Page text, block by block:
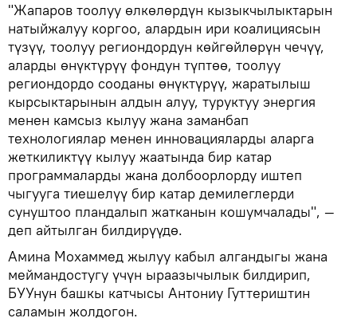
"Жапаров тоолуу өлкөлөрдүн кызыкчылыктарын
натыйжалуу коргоо, алардын ири коалициясын
түзүү, тоолуу региондордун көйгөйлөрүн чечүү,
аларды өнүктүрүү фондун түптөө, тоолуу
региондордо сооданы өнүктүрүү, жаратылыш
кырсыктарынын алдын алуу, туруктуу энергия
менен камсыз кылуу жана заманбап
технологиялар менен инновацияларды аларга
жеткиликтүү кылуу жаатында бир катар
программаларды жана долбоорлорду иштеп
чыгууга тиешелүү бир катар демилеглерди
сунуштоо пландалып жатканын кошумчалады", —
деп айтылган билдирүүдө.
Амина Мохаммед жылуу кабыл алгандыгы жана
меймандостугу үчүн ыраазычылык билдирип,
БУУнун башкы катчысы Антониу Гуттериштин
саламын жолдогон.